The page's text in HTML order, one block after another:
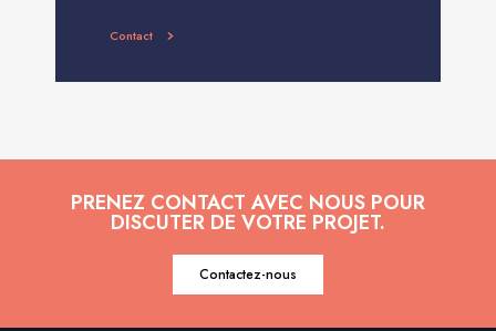
Contact
PRENEZ CONTACT AVEC NOUS POUR
DISCUTER DE VOTRE PROJET.
Contactez-nous